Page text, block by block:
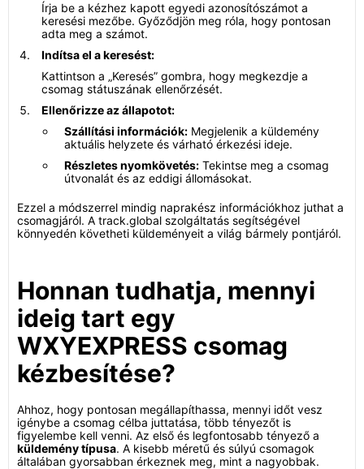
Írja be a kézhez kapott egyedi azonosítószámot a
keresési mezőbe. Győződjön meg róla, hogy pontosan
adta meg a számot.
Indítsa el a keresést:
Kattintson a „Keresés” gombra, hogy megkezdje a
csomag státuszának ellenőrzését.
Ellenőrizze az állapotot:
Szállítási információk: Megjelenik a küldemény
aktuális helyzete és várható érkezési ideje.
Részletes nyomkövetés: Tekintse meg a csomag
útvonalát és az eddigi állomásokat.
Ezzel a módszerrel mindig naprakész információkhoz juthat a
csomagjáról. A track.global szolgáltatás segítségével
könnyedén követheti küldeményeit a világ bármely pontjáról.
Honnan tudhatja, mennyi
ideig tart egy
WXYEXPRESS csomag
kézbesítése?
Ahhoz, hogy pontosan megállapíthassa, mennyi időt vesz
igénybe a csomag célba juttatása, több tényezőt is
figyelembe kell venni. Az első és legfontosabb tényező a
küldemény típusa. A kisebb méretű és súlyú csomagok
általában gyorsabban érkeznek meg, mint a nagyobbak.